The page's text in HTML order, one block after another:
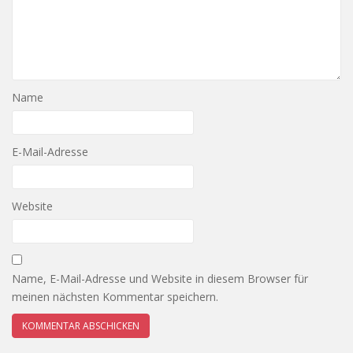
Name
E-Mail-Adresse
Website
Name, E-Mail-Adresse und Website in diesem Browser für
meinen nächsten Kommentar speichern.